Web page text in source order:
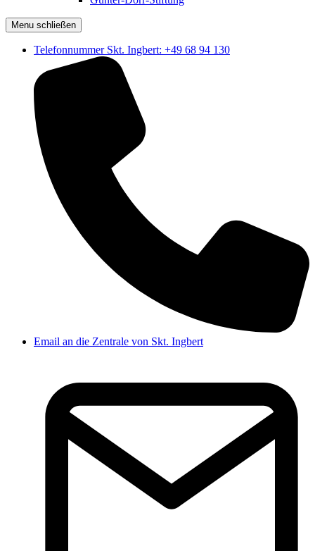
Menu schließen
Telefonnummer Skt. Ingbert: +49 68 94 130
Email an die Zentrale von Skt. Ingbert